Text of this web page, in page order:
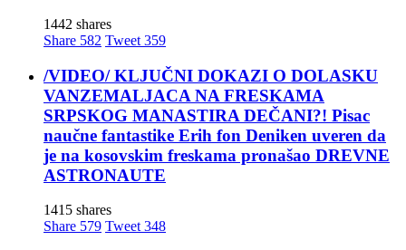
1442 shares
Share 582 Tweet 359
/VIDEO/ KLJUČNI DOKAZI O DOLASKU
VANZEMALJACA NA FRESKAMA
SRPSKOG MANASTIRA DEČANI?! Pisac
naučne fantastike Erih fon Deniken uveren da
je na kosovskim freskama pronašao DREVNE
ASTRONAUTE
1415 shares
Share 579 Tweet 348